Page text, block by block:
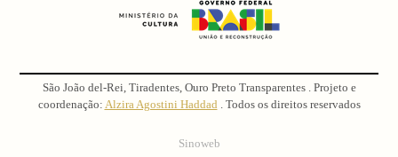
São João del-Rei, Tiradentes, Ouro Preto Transparentes . Projeto e
coordenação: Alzira Agostini Haddad . Todos os direitos reservados
Sinoweb